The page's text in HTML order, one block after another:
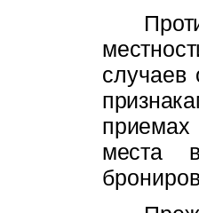
случаев
места